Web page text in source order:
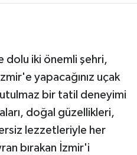
dolu iki önemli şehri,
yapacağınız uçak
bir tatil deneyimi
doğal güzellikleri,
lezzetleriyle her
bırakan İzmir'i